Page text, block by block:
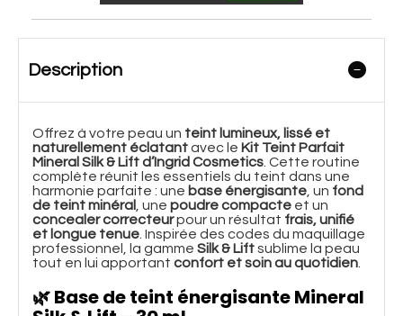
Description
Offrez à votre peau un teint lumineux, lissé et
naturellement éclatantavec le Kit Teint Parfait
Mineral Silk & Lift d’Ingrid Cosmetics . Cette routine
complète réunit les essentiels du teint dans une
harmonie parfaite : une base énergisante , un fond
de teint minéral , une poudre compacte et un
concealer correcteurpour un résultat frais, unifié
et longue tenue . Inspirée des codes du maquillage
professionnel, la gamme Silk & Liftsublime la peau
tout en lui apportant confort et soin au quotidien
🌿Base de teint énergisante Mineral